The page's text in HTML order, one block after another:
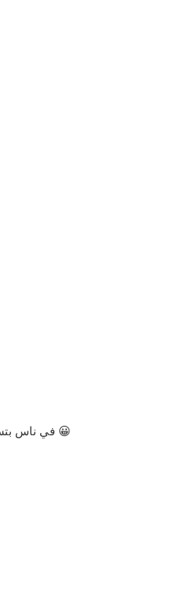
في ناس بتسد دولار برضو بدنا نراعي 😀